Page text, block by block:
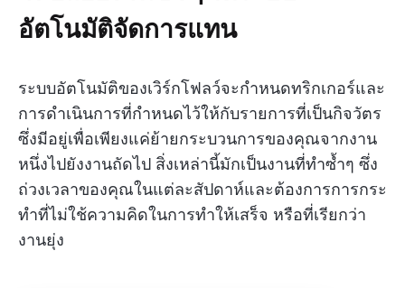
อัตโนมัติจัดการแทน
ระบบอัตโนมัติของเวิร์กโฟลว์จะกำหนดทริกเกอร์และ
การดำเนินการที่กำหนดไว้ให้กับรายการที่เป็นกิจวัตร
ซึ่งมีอยู่เพื่อเพียงแค่ย้ายกระบวนการของคุณจากงาน
หนึ่งไปยังงานถัดไป สิ่งเหล่านี้มักเป็นงานที่ทำซ้ำๆ ซึ่ง
ถ่วงเวลาของคุณในแต่ละสัปดาห์และต้องการการกระ
ทำที่ไม่ใช้ความคิดในการทำให้เสร็จ หรือที่เรียกว่า
งานยุ่ง